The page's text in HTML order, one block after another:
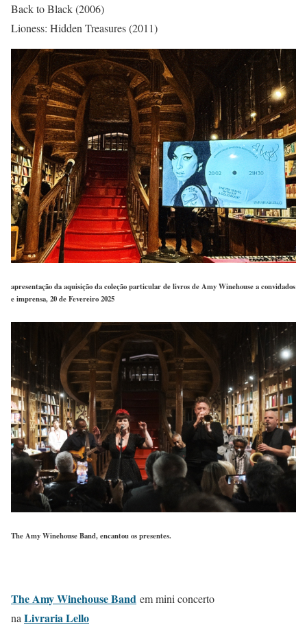
Back to Black (2006)
Lioness: Hidden Treasures (2011)
apresentação da aquisição da coleção particular de livros de Amy Winehouse a convidados
e imprensa, 20 de Fevereiro 2025
The Amy Winehouse Band, encantou os presentes.
The Amy Winehouse Band em mini concerto
na Livraria Lello